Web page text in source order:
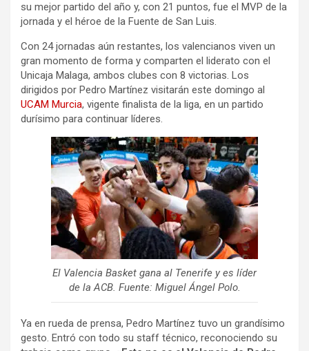
su mejor partido del año y, con 21 puntos, fue el MVP de la
jornada y el héroe de la Fuente de San Luis.
Con 24 jornadas aún restantes, los valencianos viven un
gran momento de forma y comparten el liderato con el
Unicaja Malaga, ambos clubes con 8 victorias. Los
dirigidos por Pedro Martínez visitarán este domingo al
UCAM Murcia, vigente finalista de la liga, en un partido
durísimo para continuar líderes.
El Valencia Basket gana al Tenerife y es líder
de la ACB. Fuente: Miguel Ángel Polo.
Ya en rueda de prensa, Pedro Martínez tuvo un grandísimo
gesto. Entró con todo su staff técnico, reconociendo su